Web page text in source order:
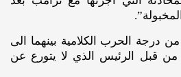
درجة الحرب الكلامية بينهما الى
قبل الرئيس الذي لا يتورع عن